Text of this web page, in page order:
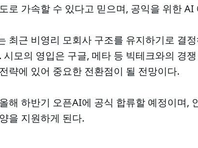
로 가속할 수 있다고 믿으며, 공익을 위한
최근 비영리 모회사 구조를 유지하기로 결
시모의 영입은 구글, 메타 등 빅테크와의 경
략에 있어 중요한 전환점이 될 전망이다.
해 하반기 오픈AI에 공식 합류할 예정이며,
을 지원하게 된다.